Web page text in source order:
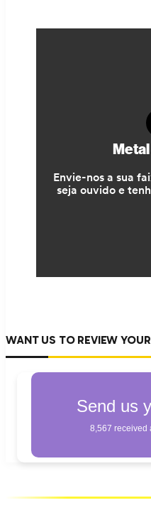
WANT US TO REVIEW